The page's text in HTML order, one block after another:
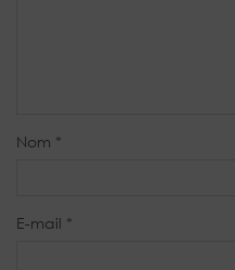
Nom *
E-mail *